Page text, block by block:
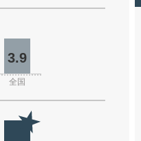
3.9
全国